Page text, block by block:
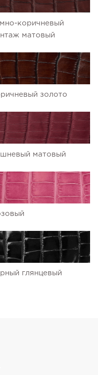
коричневый
матовый
золото
матовый
глянцевый